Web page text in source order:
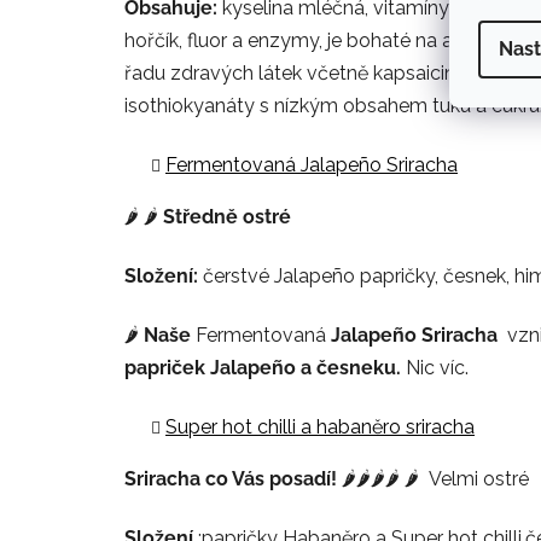
Obsahuje: kyselina mléčná, vitamíny skupiny
hořčík, fluor a enzymy, je bohaté na
řadu zdravých látek včetně kapsaicinu,
isothiokyanáty s nízkým obsahem tuku a
Fermentovaná Jalapeño Sriracha
🌶️ 🌶️ Středně ostré
Složení: čerstvé Jalapeño papričky, česnek,
🌶️ Naše Fermentovaná Jalapeño Sriracha
papriček Jalapeño a česneku. Nic víc.
Super hot chilli a habaněro sriracha
Sriracha co Vás posadí! 🌶️🌶️🌶️🌶️ 🌶️ Velmi ostré